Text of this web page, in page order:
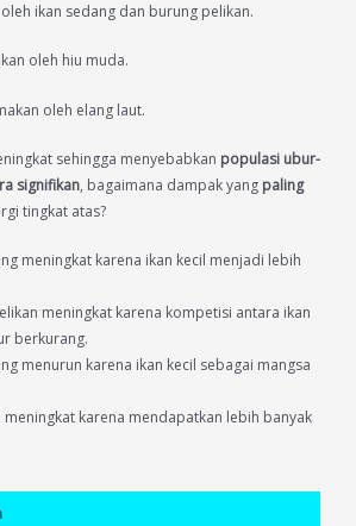
ikan sedang dan burung pelikan.
oleh hiu muda.
oleh elang laut.
sehingga menyebabkan populasi ubur-
signifikan, bagaimana dampak yang paling
tingkat atas?
meningkat karena ikan kecil menjadi lebih
meningkat karena kompetisi antara ikan
berkurang.
menurun karena ikan kecil sebagai mangsa
meningkat karena mendapatkan lebih banyak